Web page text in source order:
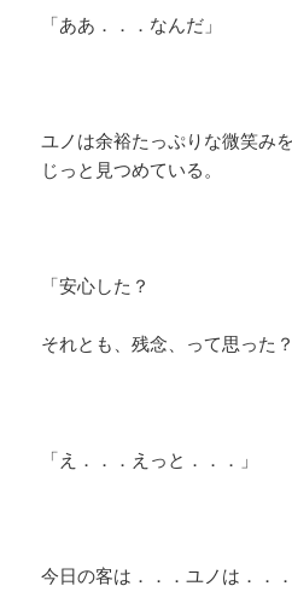
「ああ．．．なんだ」
ユノは余裕たっぷりな微笑み
じっと見つめている。
「安心した？
それとも、残念、って思った？
「え．．．えっと．．．」
今日の客は．．．ユノは．．